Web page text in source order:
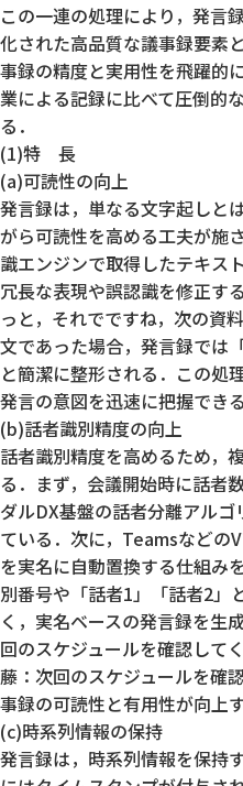
この一連の処理により，発言
化された高品質な議事録要素
事録の精度と実用性を飛躍的
業による記録に比べて圧倒的
る．
(1)特 長
(a)可読性の向上
発言録は，単なる文字起しと
がら可読性を高める工夫が施
識エンジンで取得したテキス
冗長な表現や誤認識を修正す
っと，それでですね，次の資
文であった場合，発言録では
と簡潔に整形される．この処
発言の意図を迅速に把握できる
(b)話者識別精度の向上
話者識別精度を高めるため，
る．まず，会議開始時に話者
ダルDX基盤の話者分離アル
ている．次に，Teamsなどの
を実名に自動置換する仕組み
別番号や「話者1」「話者2」
く，実名ベースの発言録を生
回のスケジュールを確認して
藤：次回のスケジュールを確
事録の可読性と有用性が向上す
(c)時系列情報の保持
発言録は，時系列情報を保持